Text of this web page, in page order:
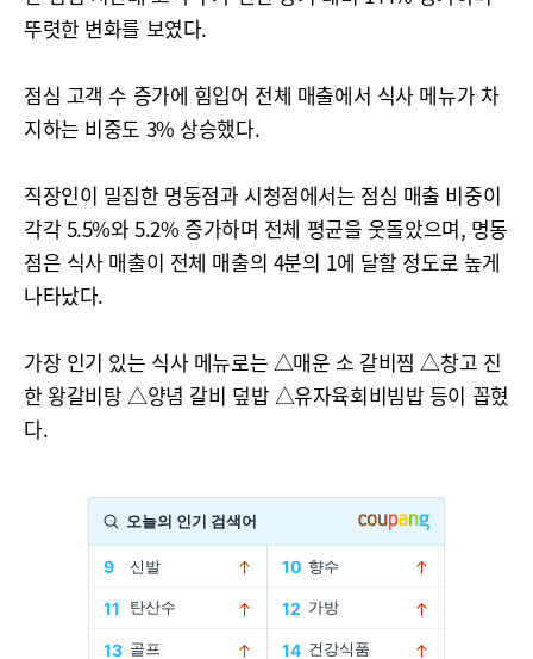
뚜렷한 변화를 보였다.
점심 고객 수 증가에 힘입어 전체 매출에서 식사 메뉴가 차
지하는 비중도 3% 상승했다.
직장인이 밀집한 명동점과 시청점에서는 점심 매출 비중이
각각 5.5%와 5.2% 증가하며 전체 평균을 웃돌았으며, 명동
점은 식사 매출이 전체 매출의 4분의 1에 달할 정도로 높게
나타났다.
가장 인기 있는 식사 메뉴로는 △매운 소 갈비찜 △창고 진
한 왕갈비탕 △양념 갈비 덮밥 △유자육회비빔밥 등이 꼽혔
다.